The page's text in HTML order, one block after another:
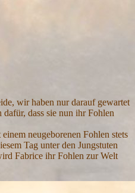
wir haben nur darauf gewartet
dass sie nun ihr Fohlen
neugeborenen Fohlen stets
Tag unter den Jungstuten
Fabrice ihr Fohlen zur Welt